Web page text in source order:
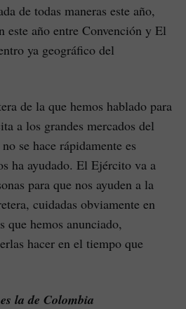
de todas maneras este año,
este año entre Convención y El
ya geográfico del
de la que hemos hablado para
a los grandes mercados del
se hace rápidamente es
ha ayudado. El Ejército va a
para que nos ayuden a la
cuidadas obviamente en
que hemos anunciado,
hacer en el tiempo que
la de Colombia